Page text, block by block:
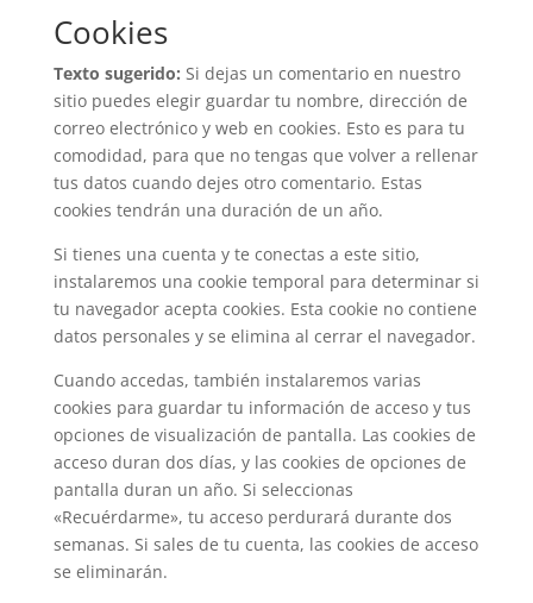
Cookies
Texto sugerido: Si dejas un comentario en nuestro
sitio puedes elegir guardar tu nombre, dirección de
correo electrónico y web en cookies. Esto es para tu
comodidad, para que no tengas que volver a rellenar
tus datos cuando dejes otro comentario. Estas
cookies tendrán una duración de un año.
Si tienes una cuenta y te conectas a este sitio,
instalaremos una cookie temporal para determinar si
tu navegador acepta cookies. Esta cookie no contiene
datos personales y se elimina al cerrar el navegador.
Cuando accedas, también instalaremos varias
cookies para guardar tu información de acceso y tus
opciones de visualización de pantalla. Las cookies de
acceso duran dos días, y las cookies de opciones de
pantalla duran un año. Si seleccionas
«Recuérdarme», tu acceso perdurará durante dos
semanas. Si sales de tu cuenta, las cookies de acceso
se eliminarán.